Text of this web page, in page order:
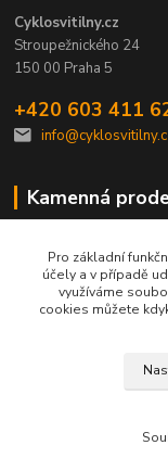
Cyklosvitilny.cz
Stroupežnického 24
150 00 Praha 5
+420 603 411
Kamenná
Po-Pá: 9-17h
Pro základní
účely a v případě
využíváme
cookies můžete